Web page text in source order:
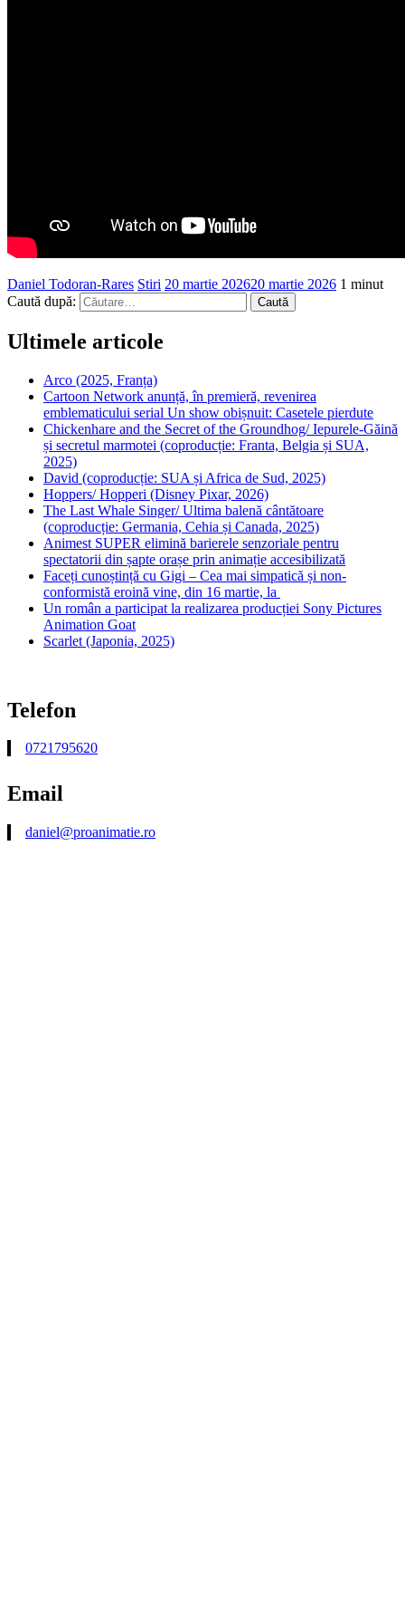
Daniel Todoran-Rares Stiri 20 martie 202620 martie 2026 1 minut
Caută după:
Ultimele articole
Arco (2025, Franța)
Cartoon Network anunță, în premieră, revenirea
emblematicului serial Un show obișnuit: Casetele pierdute
Chickenhare and the Secret of the Groundhog/ Iepurele-Găină
și secretul marmotei (coproducție: Franta, Belgia și SUA,
2025)
David (coproducție: SUA și Africa de Sud, 2025)
Hoppers/ Hopperi (Disney Pixar, 2026)
The Last Whale Singer/ Ultima balenă cântătoare
(coproducție: Germania, Cehia și Canada, 2025)
Animest SUPER elimină barierele senzoriale pentru
spectatorii din șapte orașe prin animație accesibilizată
Faceți cunoștință cu Gigi – Cea mai simpatică și non-
conformistă eroină vine, din 16 martie, la
Un român a participat la realizarea producției Sony Pictures
Animation Goat
Scarlet (Japonia, 2025)
Telefon
0721795620
Email
daniel@proanimatie.ro